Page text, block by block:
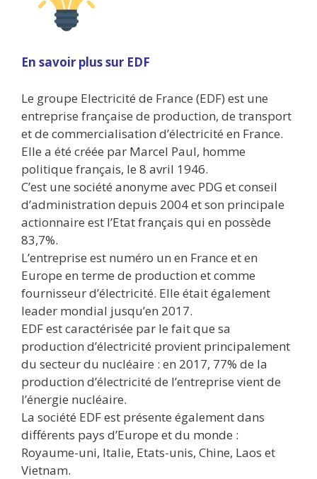
En savoir plus sur EDF
Le groupe Electricité de France (EDF) est une
entreprise française de production, de transport
et de commercialisation d’électricité en France.
Elle a été créée par Marcel Paul, homme
politique français, le 8 avril 1946.
C’est une société anonyme avec PDG et conseil
d’administration depuis 2004 et son principale
actionnaire est l’Etat français qui en possède
83,7%.
L’entreprise est numéro un en France et en
Europe en terme de production et comme
fournisseur d’électricité. Elle était également
leader mondial jusqu’en 2017.
EDF est caractérisée par le fait que sa
production d’électricité provient principalement
du secteur du nucléaire : en 2017, 77% de la
production d’électricité de l’entreprise vient de
l’énergie nucléaire.
La société EDF est présente également dans
différents pays d’Europe et du monde :
Royaume-uni, Italie, Etats-unis, Chine, Laos et
Vietnam.